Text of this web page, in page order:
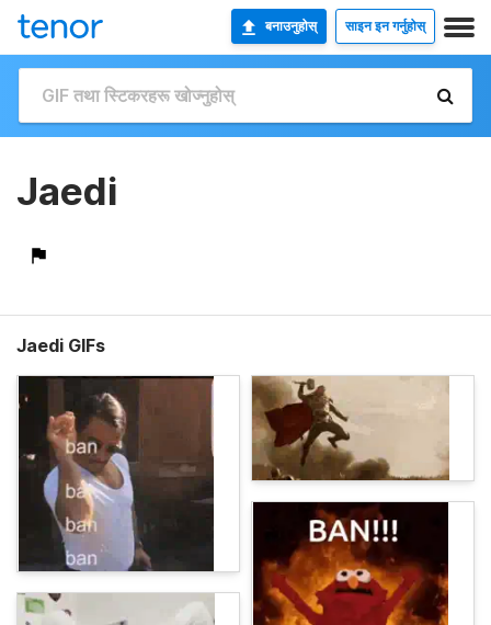
बनाउनुहोस् साइन इन गर्नुहोस्
Jaedi
Jaedi GIFs